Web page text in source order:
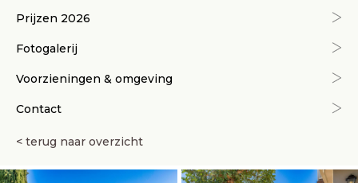
Prijzen 2026
Fotogalerij
Voorzieningen & omgeving
Contact
< terug naar overzicht